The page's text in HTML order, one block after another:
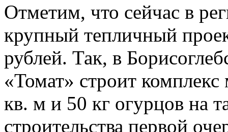
Отметим, что сейчас в
крупный тепличный
рублей. Так, в
«Томат» строит
кв. м и 50 кг огурцов на
строительства первой